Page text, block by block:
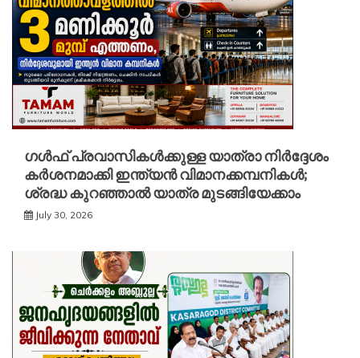
ഗൾഫ് പ്രവാസികൾക്കുള്ള യാത്രാ നിർദ്ദേശം
കർശനമാക്കി ഇന്ത്യൻ വിമാനക്കമ്പനികൾ;
ശ്രദ്ധ കുറഞ്ഞാൽ യാത്ര മുടങ്ങിയേക്കാം
July 30, 2026